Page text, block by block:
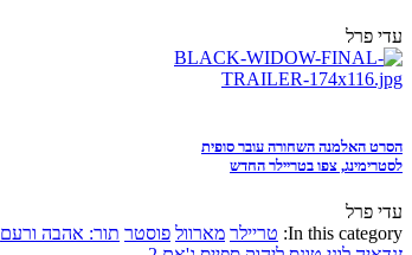
עדי פרל
הסרט האלמנה השחורה עובר סופית
לסטרימינג, צפו בטריילר החדש
עדי פרל
In this category: טריילר מארוול פוסטר תור: אהבה ורעם